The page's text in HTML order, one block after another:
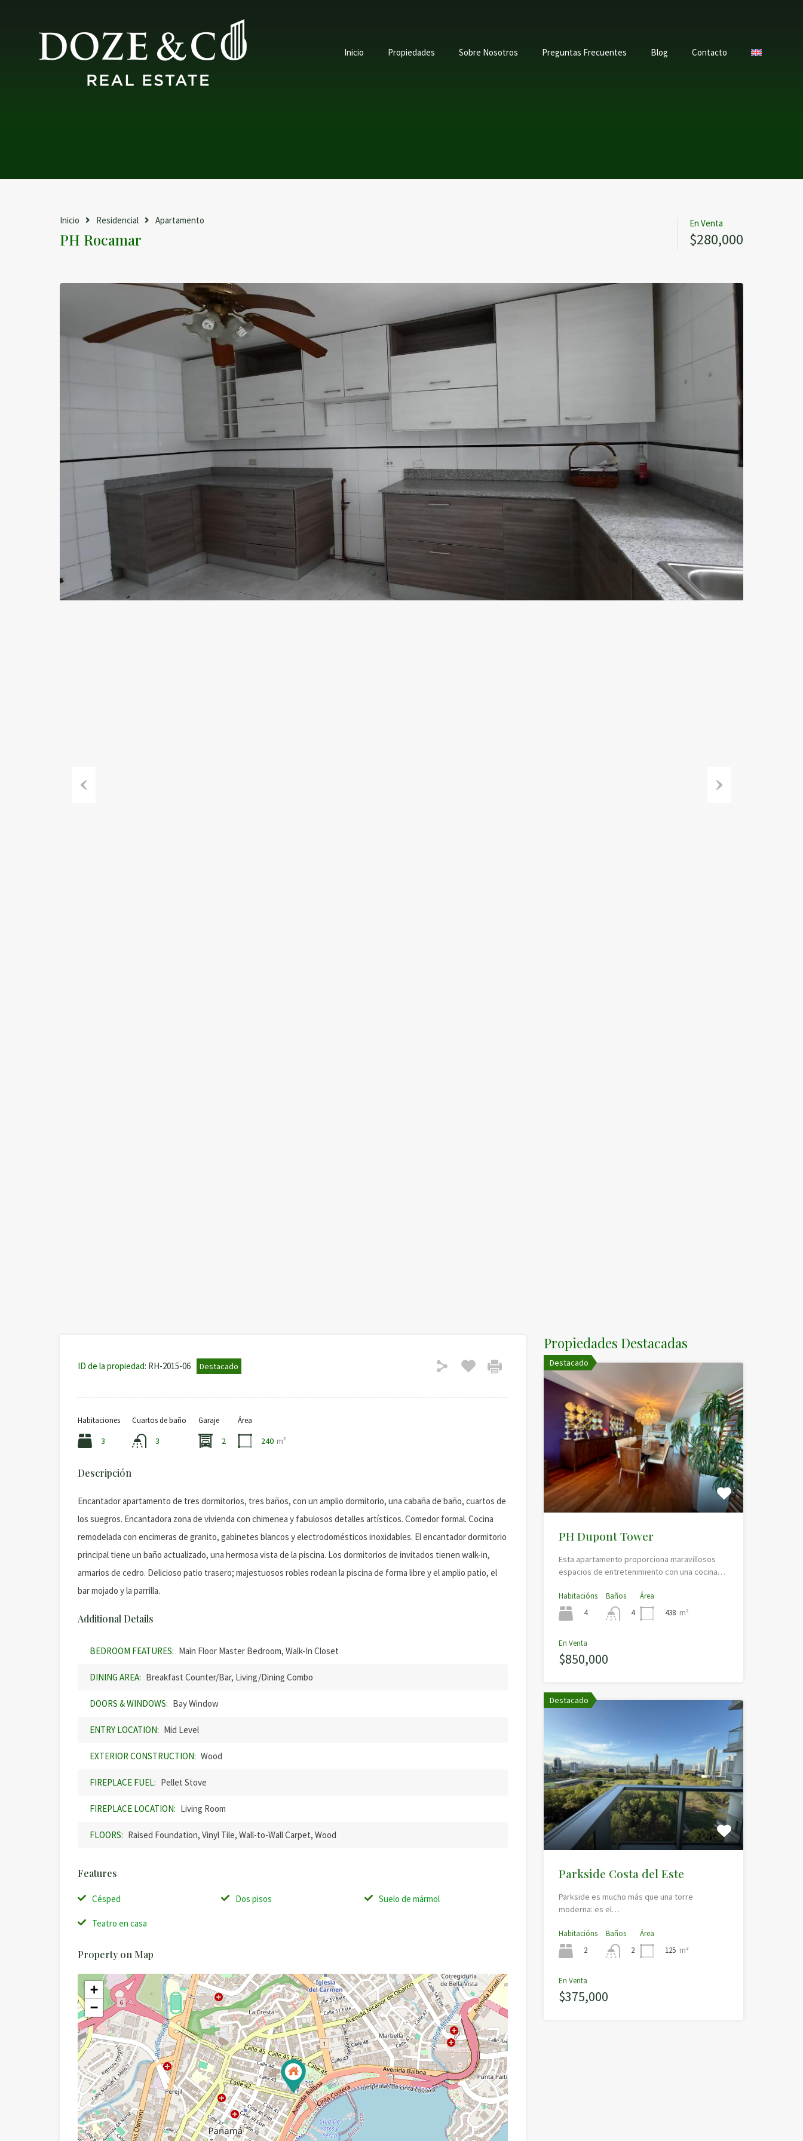
Inicio Propiedades Sobre Nosotros Preguntas Frecuentes Blog Contacto
Inicio Residencial Apartamento
PH Rocamar
En Venta
$280,000
ID de la propiedad: RH-2015-06 Destacado
Habitaciones
3
Cuartos de baño
3
Garaje
2
Área
240 m²
Descripción
Encantador apartamento de tres dormitorios, tres baños, con un amplio dormitorio, una cabaña de baño, cuartos de
los suegros. Encantadora zona de vivienda con chimenea y fabulosos detalles artísticos. Comedor formal. Cocina
remodelada con encimeras de granito, gabinetes blancos y electrodomésticos inoxidables. El encantador dormitorio
principal tiene un baño actualizado, una hermosa vista de la piscina. Los dormitorios de invitados tienen walk-in,
armarios de cedro. Delicioso patio trasero; majestuosos robles rodean la piscina de forma libre y el amplio patio, el
bar mojado y la parrilla.
Additional Details
BEDROOM FEATURES: Main Floor Master Bedroom, Walk-In Closet
DINING AREA: Breakfast Counter/Bar, Living/Dining Combo
DOORS & WINDOWS: Bay Window
ENTRY LOCATION: Mid Level
EXTERIOR CONSTRUCTION: Wood
FIREPLACE FUEL: Pellet Stove
FIREPLACE LOCATION: Living Room
FLOORS: Raised Foundation, Vinyl Tile, Wall-to-Wall Carpet, Wood
Features
Césped Dos pisos Suelo de mármol
Teatro en casa
Property on Map
+
−
Propiedades Destacadas
Destacado
PH Dupont Tower
Esta apartamento proporciona maravillosos
espacios de entretenimiento con una cocina…
Habitacións
4
Baños
4
Área
438 m²
En Venta
$850,000
Destacado
Parkside Costa del Este
Parkside es mucho más que una torre
moderna: es el…
Habitacións
2
Baños
2
Área
125 m²
En Venta
$375,000